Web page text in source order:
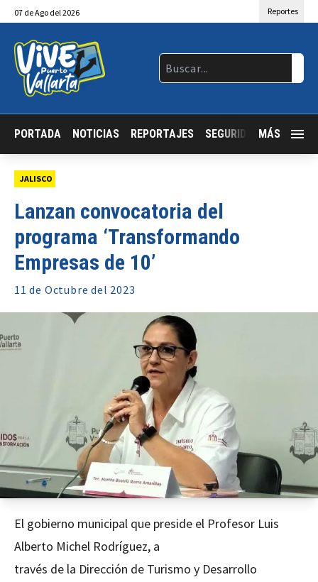
07 deAgo del 2026 Reportes
PORTADA NOTICIAS REPORTAJES SEGURIDAD JALISCO
MÁS
JALISCO
Lanzan convocatoria del
programa ‘Transformando
Empresas de 10’
11 de Octubre del 2023
El gobierno municipal que preside el Profesor Luis
Alberto Michel Rodríguez, a
través de la Dirección de Turismo y Desarrollo